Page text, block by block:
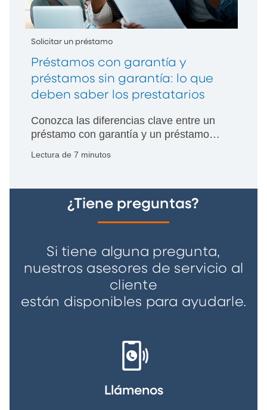
Solicitar un préstamo
Préstamos con garantía y
préstamos sin garantía: lo que
deben saber los prestatarios
Conozca las diferencias clave entre un
préstamo con garantía y un préstamo
Lectura de 7 minutos
¿Tiene preguntas?
Si tiene alguna pregunta,
nuestros asesores de servicio al
cliente
están disponibles para ayudarle.
Llámenos